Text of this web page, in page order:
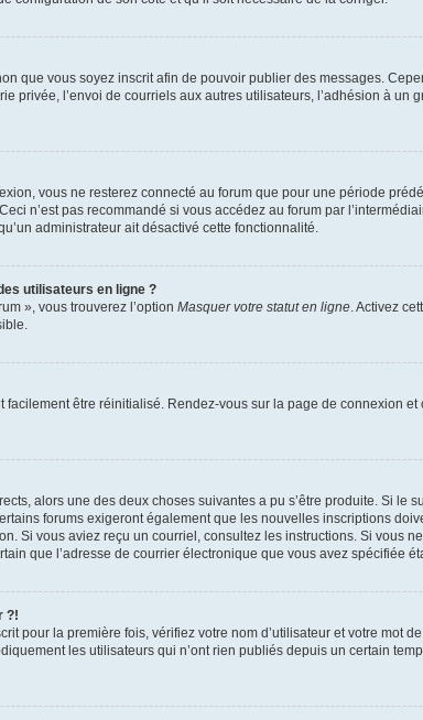
que vous soyez inscrit afin de pouvoir publier des messages.
l’envoi de courriels aux autres utilisateurs, l’adhésion à un
vous ne resterez connecté au forum que pour une période
n’est pas recommandé si vous accédez au forum par
administrateur ait désactivé cette fonctionnalité.
utilisateurs en ligne ?
», vous trouverez l’option Masquer votre statut en ligne . Activez
être réinitialisé. Rendez-vous sur la page de connexion et
alors une des deux choses suivantes a pu s’être produite. Si
forums exigeront également que les nouvelles inscriptions
Si vous aviez reçu un courriel, consultez les instructions. Si vous
que l’adresse de courrier électronique que vous avez spécifiée
?!
pour la première fois, vérifiez votre nom d’utilisateur et votre mot
les utilisateurs qui n’ont rien publiés depuis un certain